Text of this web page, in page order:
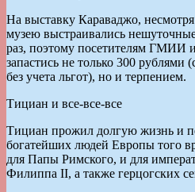
На выставку Караваджо,
музею выстраивались
раз, поэтому посетителям ГМИИ
запастись не только 300 рублями
без учета льгот), но и терпением.
Тициан и все-все-все
Тициан прожил долгую жизнь и
богатейших людей Европы того
для Папы Римского, и для
Филиппа II, а также герцогских